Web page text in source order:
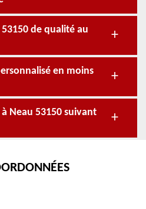
de qualité au
en moins
Neau 53150 suivant